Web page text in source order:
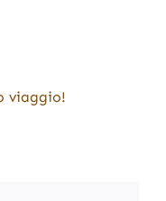
viaggio!